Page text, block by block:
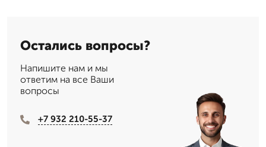
Остались вопросы?
Напишите нам и мы
ответим на все Ваши
вопросы
+7 932 210-55-37